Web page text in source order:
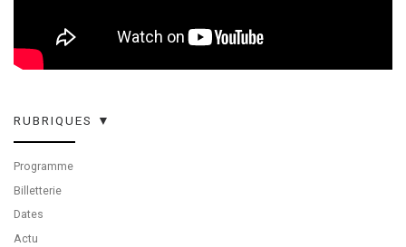
RUBRIQUES ▼
Programme
Billetterie
Dates
Actu